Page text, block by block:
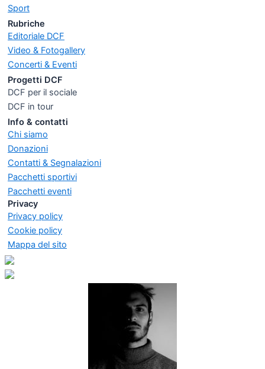
Sport
Rubriche
Editoriale DCF
Video & Fotogallery
Concerti & Eventi
Progetti DCF
DCF per il sociale
DCF in tour
Info & contatti
Chi siamo
Donazioni
Contatti & Segnalazioni
Pacchetti sportivi
Pacchetti eventi
Privacy
Privacy policy
Cookie policy
Mappa del sito